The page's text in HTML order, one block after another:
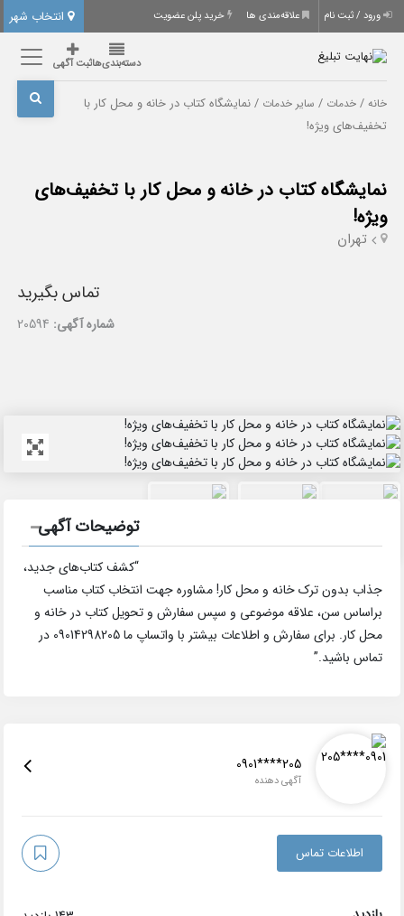
انتخاب شهر ورود / ثبت نام علاقه‌مندی ها خرید پلن عضویت
دسته‌بندی‌هاثبت آگهی
خانه /خدمات / سایر خدمات / نمایشگاه کتاب در خانه و محل کار با
تخفیف‌های ویژه!
نمایشگاه کتاب در خانه و محل کار با تخفیف‌های
ویژه!
تهران
تماس بگیرید
شماره آگهی: 20594
توضیحات آگهی
“کشف کتاب‌های جدید،
جذاب بدون ترک خانه و محل کار! مشاوره جهت انتخاب کتاب مناسب
براساس سن، علاقه موضوعی و سپس سفارش و تحویل کتاب در خانه و
محل کار. برای سفارش و اطلاعات بیشتر با واتساپ ما 09014298205 در
تماس باشید.”
0901****205
آگهی دهنده
اطلاعات تماس